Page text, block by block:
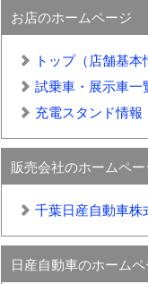
お店のホームページ
トップ（店舗基本
試乗車・展示車一
充電スタンド情報
販売会社のホームペー
千葉日産自動車株
日産自動車のホームペ